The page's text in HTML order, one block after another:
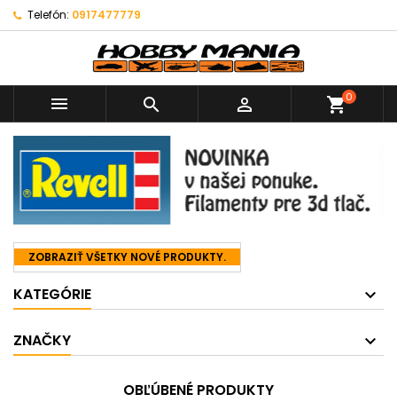
Telefón: 0917477779
   shopping_cart0
ZOBRAZIŤ VŠETKY NOVÉ PRODUKTY.
KATEGÓRIE
ZNAČKY
OBĽÚBENÉ PRODUKTY